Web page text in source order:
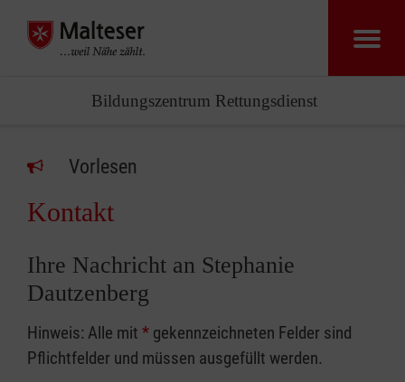
Bildungszentrum Rettungsdienst
Vorlesen
Kontakt
Ihre Nachricht an Stephanie
Dautzenberg
Hinweis: Alle mit * gekennzeichneten Felder sind
Pflichtfelder und müssen ausgefüllt werden.